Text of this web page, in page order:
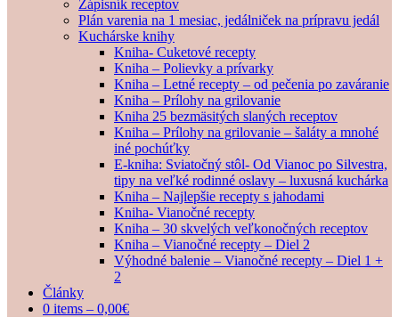
Zápisník receptov
Plán varenia na 1 mesiac, jedálniček na prípravu jedál
Kuchárske knihy
Kniha- Cuketové recepty
Kniha – Polievky a prívarky
Kniha – Letné recepty – od pečenia po zaváranie
Kniha – Prílohy na grilovanie
Kniha 25 bezmäsitých slaných receptov
Kniha – Prílohy na grilovanie – šaláty a mnohé
iné pochúťky
E-kniha: Sviatočný stôl- Od Vianoc po Silvestra,
tipy na veľké rodinné oslavy – luxusná kuchárka
Kniha – Najlepšie recepty s jahodami
Kniha- Vianočné recepty
Kniha – 30 skvelých veľkonočných receptov
Kniha – Vianočné recepty – Diel 2
Výhodné balenie – Vianočné recepty – Diel 1 +
2
Články
0 items – 0,00€